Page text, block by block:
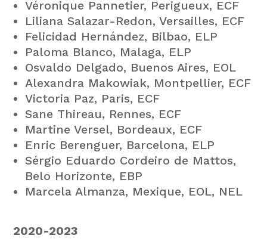
Véronique Pannetier, Perigueux, ECF
Liliana Salazar-Redon, Versailles, ECF
Felicidad Hernández, Bilbao, ELP
Paloma Blanco, Malaga, ELP
Osvaldo Delgado, Buenos Aires, EOL
Alexandra Makowiak, Montpellier, ECF
Victoria Paz, Paris, ECF
Sane Thireau, Rennes, ECF
Martine Versel, Bordeaux, ECF
Enric Berenguer, Barcelona, ELP
Sérgio Eduardo Cordeiro de Mattos,
Belo Horizonte, EBP
Marcela Almanza, Mexique, EOL, NEL
2020-2023